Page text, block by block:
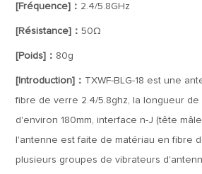
[Fréquence]： 2.4/5.8GHz
[Résistance]：50Ω
[Poids]： 80g
[Introduction]： TXWF-BLG-18 est une
fibre de verre 2.4/5.8ghz, la longueur
d'environ 180mm, interface n-J (tête
l'antenne est faite de matériau en fibre
plusieurs groupes de vibrateurs